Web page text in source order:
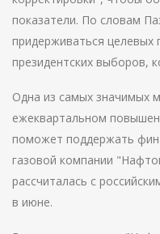
показатели. По словам
придерживаться целевых
президентских выборов,
Одна из самых значимых
ежеквартальном
поможет поддержать
газовой компании
рассчиталась с
в июне.